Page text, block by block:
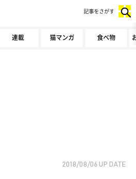
連載 猫マンガ 食べ物
記事をさがす
2018/08/06 UP DATE